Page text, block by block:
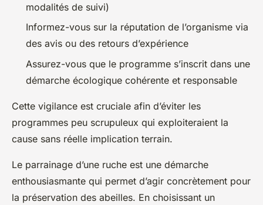
modalités de suivi)
Informez-vous sur la réputation de l’organisme via
des avis ou des retours d’expérience
Assurez-vous que le programme s’inscrit dans une
démarche écologique cohérente et responsable
Cette vigilance est cruciale afin d’éviter les
programmes peu scrupuleux qui exploiteraient la
cause sans réelle implication terrain.
Le parrainage d’une ruche est une démarche
enthousiasmante qui permet d’agir concrètement pour
la préservation des abeilles. En choisissant un